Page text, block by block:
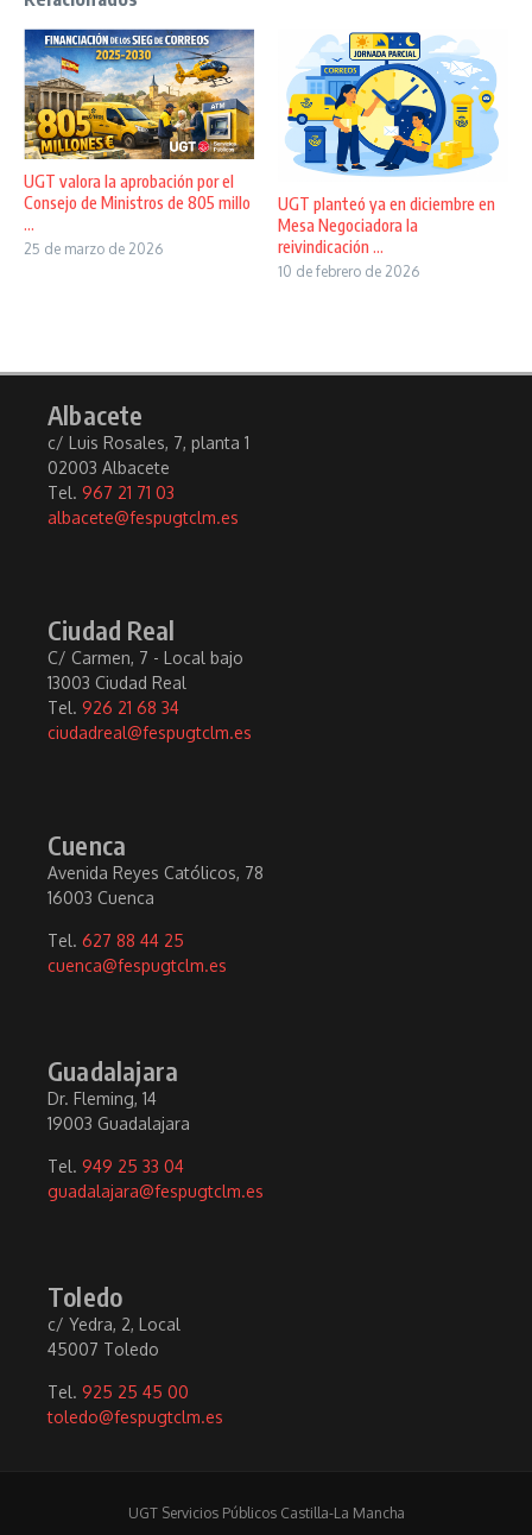
UGT valora la aprobación por el
Consejo de Ministros de 805 millo
...
25 de marzo de 2026
UGT planteó ya en diciembre en
Mesa Negociadora la
reivindicación ...
10 de febrero de 2026
Albacete
c/ Luis Rosales, 7, planta 1
02003 Albacete
Tel. 967 21 71 03
albacete@fespugtclm.es
Ciudad Real
C/ Carmen, 7 - Local bajo
13003 Ciudad Real
Tel. 926 21 68 34
ciudadreal@fespugtclm.es
Cuenca
Avenida Reyes Católicos, 78
16003 Cuenca
Tel. 627 88 44 25
cuenca@fespugtclm.es
Guadalajara
Dr. Fleming, 14
19003 Guadalajara
Tel. 949 25 33 04
guadalajara@fespugtclm.es
Toledo
c/ Yedra, 2, Local
45007 Toledo
Tel. 925 25 45 00
toledo@fespugtclm.es
UGT Servicios Públicos Castilla-La Mancha